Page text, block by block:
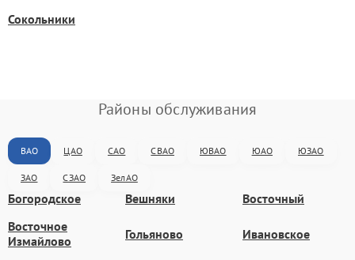
Сокольники
Районы обслуживания
ВАО ЦАО САО СВАО ЮВАО ЮАО ЮЗАО
ЗАО СЗАО ЗелАО
Богородское Вешняки
Восточный
Восточное
Измайлово
Гольяново Ивановское